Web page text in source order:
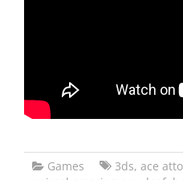
Games 3ds, ace